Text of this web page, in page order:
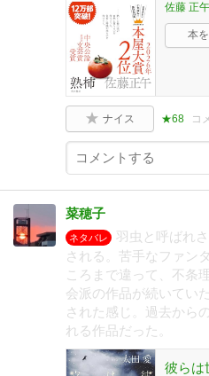
佐藤 正午
本
ナイス ★68 コ
菜穂子
ネタバレ
羽虫と呼ばれ
される。苦手なファン
ころまで違って、不条
会派の作品が続いてい
された感じ。過去から
れる作品だった。
彼らは